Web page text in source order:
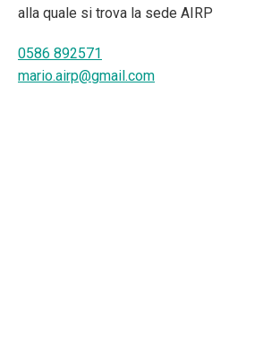
alla quale si trova la sede AIRP
0586 892571
mario.airp@gmail.com